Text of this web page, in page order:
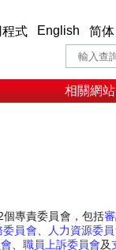
式 English 简体
相關網站